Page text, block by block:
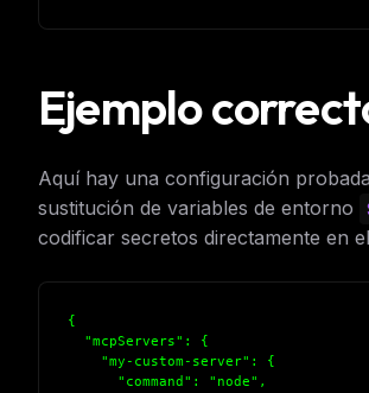
Ejemplo
Aquí hay una configuración
sustitución de variables de entorno
codificar secretos directamente en
{
  "mcpServers": {
    "my-custom-server": {
      "command": "node",